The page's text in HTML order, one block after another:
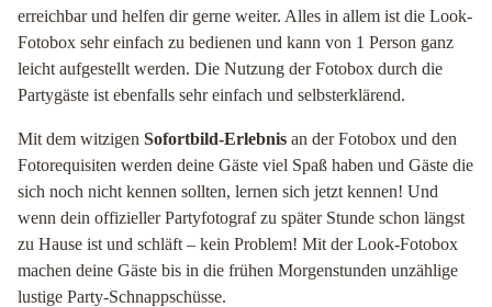
erreichbar und helfen dir gerne weiter. Alles in allem ist die Look-
Fotobox sehr einfach zu bedienen und kann von 1 Person ganz
leicht aufgestellt werden. Die Nutzung der Fotobox durch die
Partygäste ist ebenfalls sehr einfach und selbsterklärend.
Mit dem witzigen Sofortbild-Erlebnis an der Fotobox und den
Fotorequisiten werden deine Gäste viel Spaß haben und Gäste die
sich noch nicht kennen sollten, lernen sich jetzt kennen! Und
wenn dein offizieller Partyfotograf zu später Stunde schon längst
zu Hause ist und schläft – kein Problem! Mit der Look-Fotobox
machen deine Gäste bis in die frühen Morgenstunden unzählige
lustige Party-Schnappschüsse.